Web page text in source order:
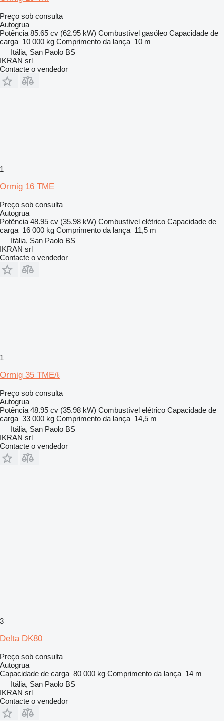
Preço sob consulta
Autogrua
Potência 85.65 cv (62.95 kW) Combustível gasóleo Capacidade de
carga 10 000 kg Comprimento da lança 10 m
Itália, San Paolo BS
IKRAN srl
Contacte o vendedor
1
Ormig 16 TME
Preço sob consulta
Autogrua
Potência 48.95 cv (35.98 kW) Combustível elétrico Capacidade de
carga 16 000 kg Comprimento da lança 11,5 m
Itália, San Paolo BS
IKRAN srl
Contacte o vendedor
1
Ormig 35 TME/ℓ
Preço sob consulta
Autogrua
Potência 48.95 cv (35.98 kW) Combustível elétrico Capacidade de
carga 33 000 kg Comprimento da lança 14,5 m
Itália, San Paolo BS
IKRAN srl
Contacte o vendedor
3
Delta DK80
Preço sob consulta
Autogrua
Capacidade de carga 80 000 kg Comprimento da lança 14 m
Itália, San Paolo BS
IKRAN srl
Contacte o vendedor